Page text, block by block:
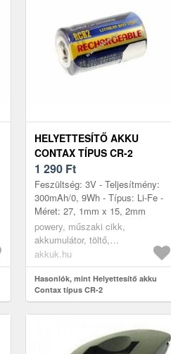
HELYETTESÍTŐ AKKU
CONTAX TÍPUS CR-2
1 290 Ft
Feszültség: 3V - Teljesítmény:
300mAh/0, 9Wh - Típus: Li-Fe -
Méret: 27, 1mm x 15, 2mm
powery, műszaki cikk,
akkumulátor, töltő,
digitáliskamera akkumulátor
akkuk.hu
Hasonlók, mint Helyettesítő akku
Contax típus CR-2